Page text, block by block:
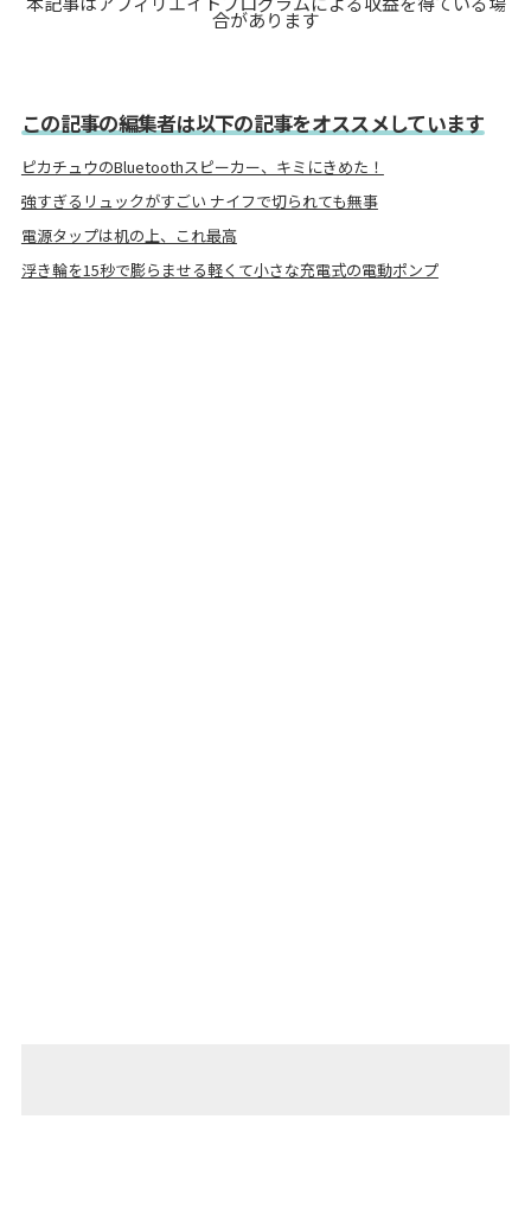
合があります
この記事の編集者は以下の記事をオススメしています
ピカチュウのBluetoothスピーカー、キミにきめた！
強すぎるリュックがすごい ナイフで切られても無事
電源タップは机の上、これ最高
浮き輪を15秒で膨らませる軽くて小さな充電式の電動ポンプ